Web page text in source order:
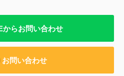
からお問い合わせ
お問い合わせ